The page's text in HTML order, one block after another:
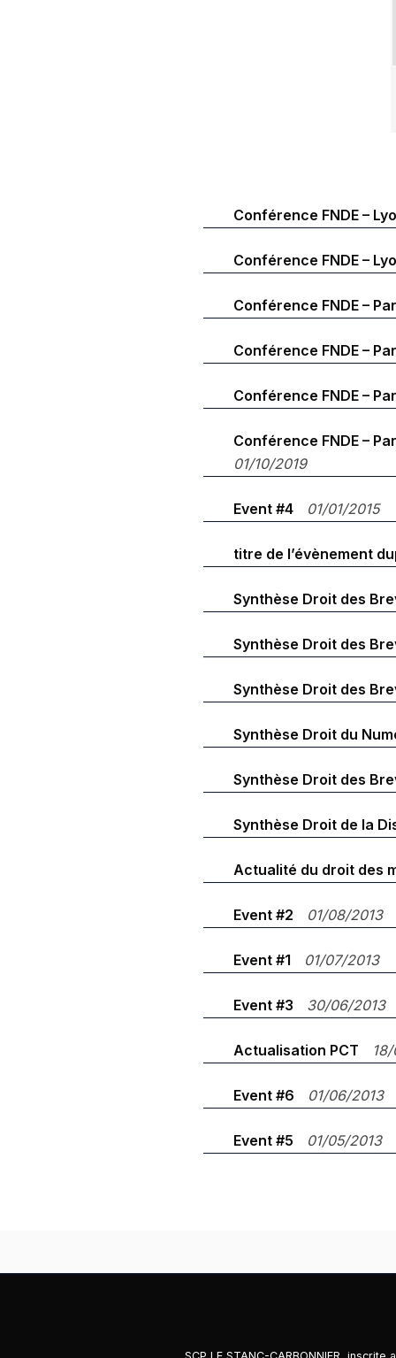
Conférence FNDE –
Conférence FNDE –
Conférence FNDE –
Conférence FNDE –
Conférence FNDE –
Conférence FNDE –
01/10/2019
Event #4 01/01/2015
titre de l’évènement
Synthèse Droit des
Synthèse Droit des
Synthèse Droit des
Synthèse Droit du
Synthèse Droit des
Synthèse Droit de la
Actualité du droit des
Event #2 01/08/2013
Event #1 01/07/2013
Event #3 30/06/2013
Actualisation PCT
Event #6 01/06/2013
Event #5 01/05/2013